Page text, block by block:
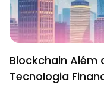
Blockchain Além
Tecnologia